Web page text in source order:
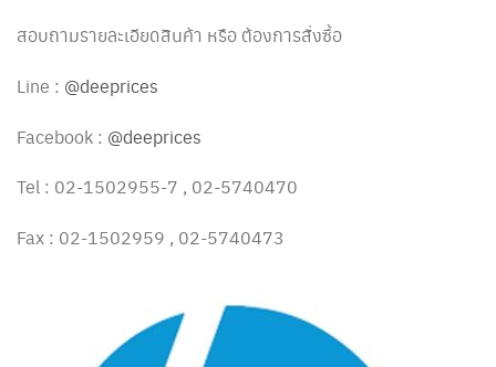
สอบถามรายละเอียดสินค้า หรือ ต้องการสั่งซื้อ
Line : @deeprices
Facebook : @deeprices
Tel : 02-1502955-7 , 02-5740470
Fax : 02-1502959 , 02-5740473